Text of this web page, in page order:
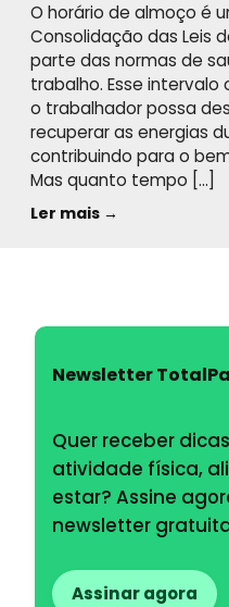
O horário de almoço é
Consolidação das Leis
parte das normas de
trabalho. Esse
o trabalhador possa
recuperar as energias
contribuindo para o
Mas quanto tempo […]
Ler mais →
Newsletter
Quer receber
atividade física,
estar? Assine
newsletter
Assinar agora